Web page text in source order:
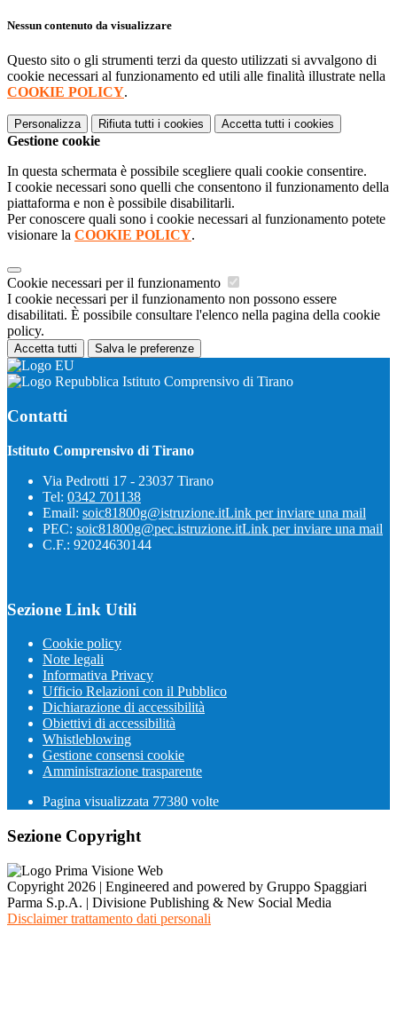
Nessun contenuto da visualizzare
Questo sito o gli strumenti terzi da questo utilizzati si avvalgono di
cookie necessari al funzionamento ed utili alle finalità illustrate nella
COOKIE POLICY.
Personalizza Rifiuta tutti i cookies Accetta tutti i cookies
Gestione cookie
In questa schermata è possibile scegliere quali cookie consentire.
I cookie necessari sono quelli che consentono il funzionamento della
piattaforma e non è possibile disabilitarli.
Per conoscere quali sono i cookie necessari al funzionamento potete
visionare la COOKIE POLICY.
Cookie necessari per il funzionamento
I cookie necessari per il funzionamento non possono essere
disabilitati. È possibile consultare l'elenco nella pagina della cookie
policy.
Accetta tutti Salva le preferenze
Istituto Comprensivo di Tirano
Contatti
Istituto Comprensivo di Tirano
Via Pedrotti 17 - 23037 Tirano
Tel: 0342 701138
Email: soic81800g@istruzione.itLink per inviare una mail
PEC: soic81800g@pec.istruzione.itLink per inviare una mail
C.F.: 92024630144
Sezione Link Utili
Cookie policy
Note legali
Informativa Privacy
Ufficio Relazioni con il Pubblico
Dichiarazione di accessibilità
Obiettivi di accessibilità
Whistleblowing
Gestione consensi cookie
Amministrazione trasparente
Pagina visualizzata 77380 volte
Sezione Copyright
Copyright 2026 | Engineered and powered by Gruppo Spaggiari
Parma S.p.A. | Divisione Publishing & New Social Media
Disclaimer trattamento dati personali